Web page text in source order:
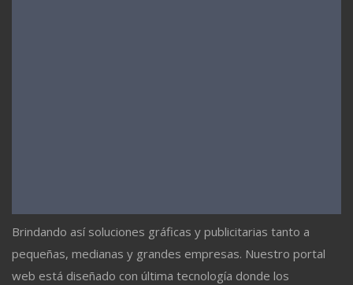
Brindando así soluciones gráficas y publicitarias tanto a
pequeñas, medianas y grandes empresas. Nuestro portal
web está diseñado con última tecnología donde los